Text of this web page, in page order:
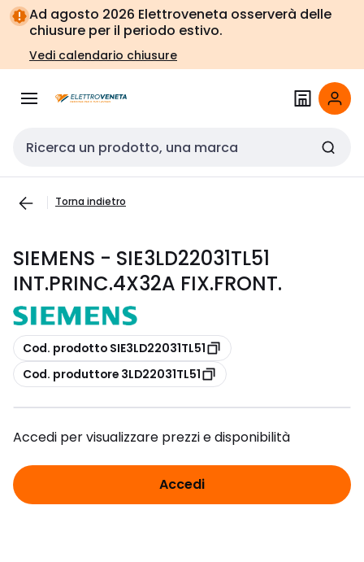
Vai alla
navigazione
Vai
alla
pagina
Ad agosto 2026 Elettroveneta osserverà delle
chiusure per il periodo estivo.
Vedi calendario chiusure
Cerca input
Torna indietro
SIEMENS - SIE3LD22031TL51
INT.PRINC.4X32A FIX.FRONT.
copia
Cod. prodotto SIE3LD22031TL51
copia
Cod. produttore 3LD22031TL51
Accedi per visualizzare prezzi e disponibilità
Accedi